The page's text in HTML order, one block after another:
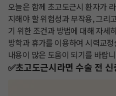
오늘은 함께 초고도근시 환자가
지해야 할 위험성과 부작용, 그리
기 위한 조건과 방법에 대해 자세
방학과 휴가를 이용하여 시력교
내용이 많은 도움이 되기를 바랍
✅초고도근시라면 수술 전